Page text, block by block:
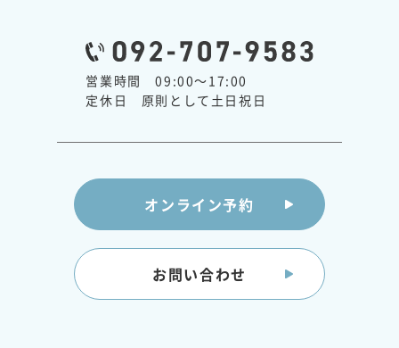
営業時間 09:00～17:00
定休日 原則として土日祝日
オンライン予約
お問い合わせ